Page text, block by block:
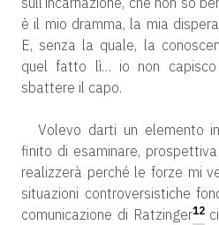
è il mio dramma, la mia
E, senza la quale, la
quel fatto lì… io non
sbattere il capo.
Volevo darti un elemento
finito di esaminare,
realizzerà perché le forze mi
situazioni controversistiche
comunicazione di Ratzinger12